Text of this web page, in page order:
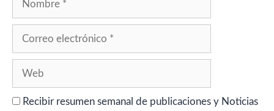
Recibir resumen semanal de publicaciones y Noticias